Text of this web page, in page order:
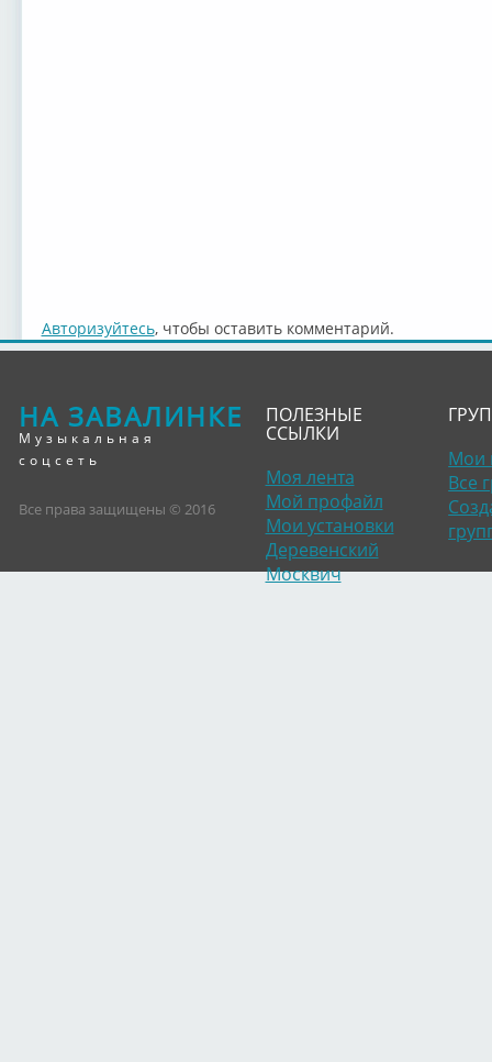
Авторизуйтесь, чтобы оставить комментарий.
НА ЗАВАЛИНКЕ
Музыкальная
соцсеть
Все права защищены © 2016
ПОЛЕЗНЫЕ
ССЫЛКИ
Моя лента
Мой профайл
Мои установки
Деревенский
Москвич
Мои
Все